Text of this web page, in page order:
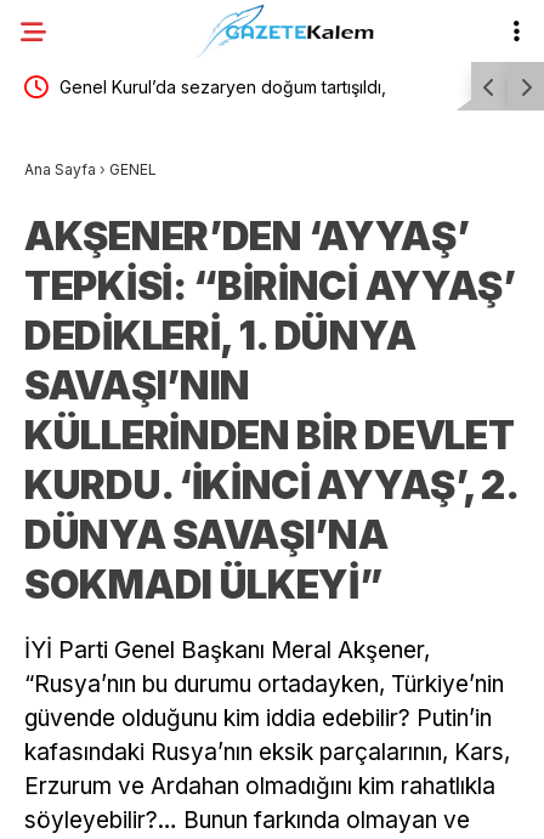
Genel Kurul’da sezaryen doğum tartışıldı,
kurtaran bir tedavidir eşit
Ana Sayfa › GENEL
AKŞENER’DEN ‘AYYAŞ’
TEPKİSİ: “BİRİNCİ AYYAŞ’
DEDİKLERİ, 1. DÜNYA
SAVAŞI’NIN
KÜLLERİNDEN BİR DEVLET
KURDU. ‘İKİNCİ AYYAŞ’, 2.
DÜNYA SAVAŞI’NA
SOKMADI ÜLKEYİ”
İYİ Parti Genel Başkanı Meral Akşener,
“Rusya’nın bu durumu ortadayken, Türkiye’nin
güvende olduğunu kim iddia edebilir? Putin’in
kafasındaki Rusya’nın eksik parçalarının, Kars,
Erzurum ve Ardahan olmadığını kim rahatlıkla
söyleyebilir?… Bunun farkında olmayan ve